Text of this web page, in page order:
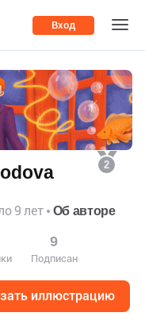
Вход
2
9 лет Об авторе
9
Подписан
иллюстрацию